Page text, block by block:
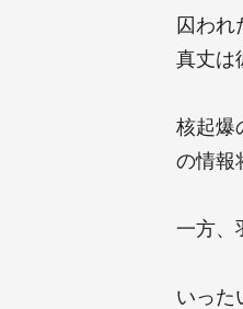
囚われ
真丈は
核起爆
の情報
一方、
いった